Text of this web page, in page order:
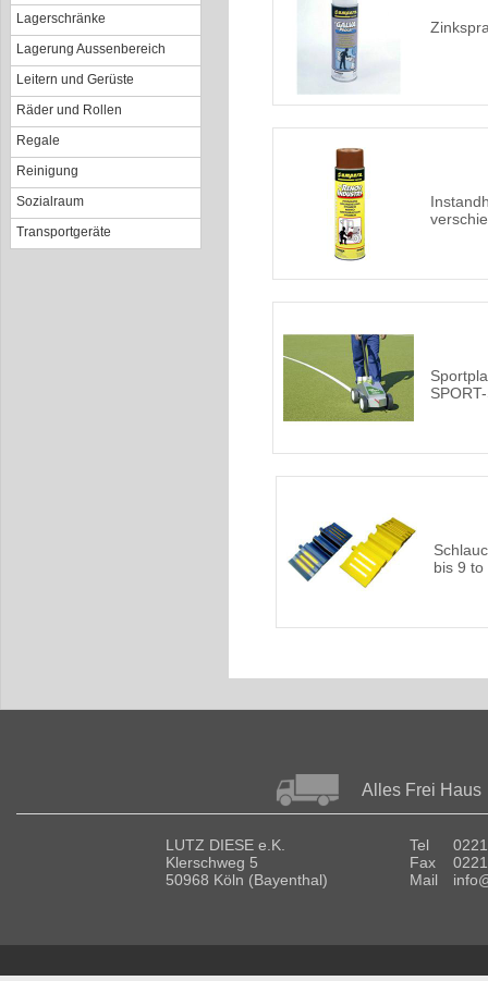
Lagerschränke
Lagerung Aussenbereich
Leitern und Gerüste
Räder und Rollen
Regale
Reinigung
Sozialraum
Transportgeräte
bis 9 to
Alles Frei Haus
LUTZ DIESE e.K.
Klerschweg 5
50968 Köln (Bayenthal)
Tel
Fax
Mail